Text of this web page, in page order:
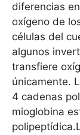
diferencias
oxígeno de
células del
algunos
transfiere
únicamente.
4 cadenas
mioglobina